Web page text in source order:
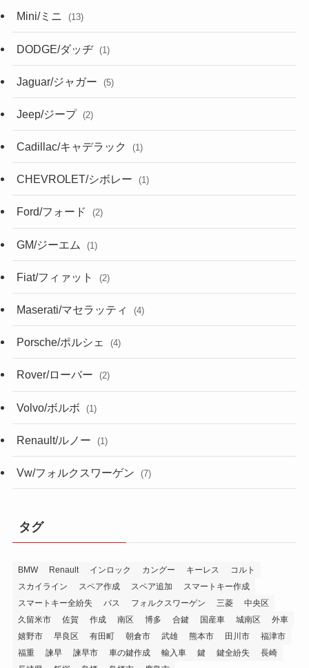
Mini/ミニ (13)
DODGE/ダッヂ (1)
Jaguar/ジャガー (5)
Jeep/ジープ (2)
Cadillac/キャデラック (1)
CHEVROLET/シボレー (1)
Ford/フォード (2)
GM/ジーエム (1)
Fiat/フィァット (2)
Maserati/マセラッティ (4)
Porsche/ポルシェ (4)
Rover/ローバー (2)
Volvo/ボルボ (1)
Renault/ルノー (1)
Vw/フォルクスワーゲン (7)
タグ
BMW Renault インロック カングー キーレス
コルト
スカイライン
スペア作成 スペア追加
スマートキー作成
スマートキー全紛失
バス フォルクスワーゲン 三菱
中央区
久留米市
佐賀 作成 南区 博多 合鍵 国産車 城南区
外車
嬉野市
早良区 有田町 朝倉市 武雄 熊本市 田川市
福津市
福重
諫早 諫早市 車の鍵作成 輸入車 鍵 鍵全紛失
長崎